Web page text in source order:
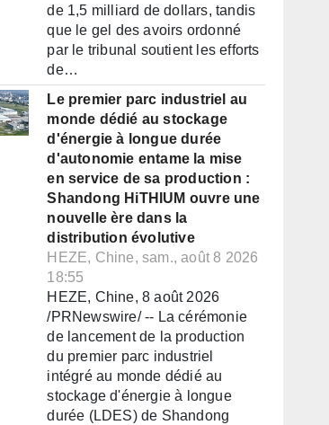
de 1,5 milliard de dollars, tandis
que le gel des avoirs ordonné
par le tribunal soutient les efforts
de…
Le premier parc industriel au
monde dédié au stockage
d'énergie à longue durée
d'autonomie entame la mise
en service de sa production :
Shandong HiTHIUM ouvre une
nouvelle ère dans la
distribution évolutive
HEZE, Chine, sam., août 8 2026
18:55
HEZE, Chine, 8 août 2026
/PRNewswire/ -- La cérémonie
de lancement de la production
du premier parc industriel
intégré au monde dédié au
stockage d'énergie à longue
durée (LDES) de Shandong